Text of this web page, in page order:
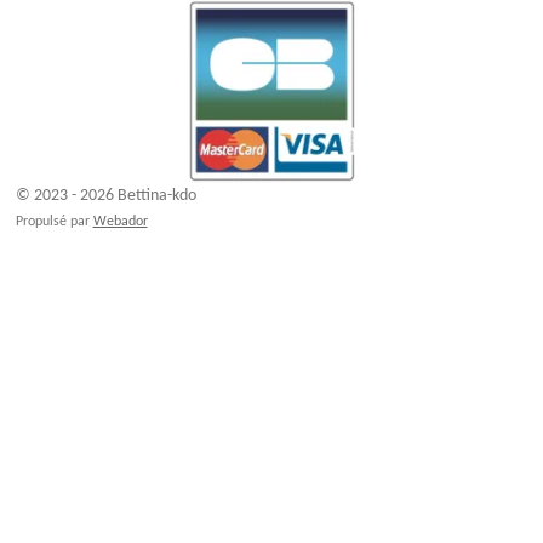
© 2023 - 2026 Bettina-kdo
Propulsé par Webador